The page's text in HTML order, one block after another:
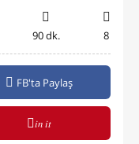
90 dk. 8
FB'ta Paylaş
in it